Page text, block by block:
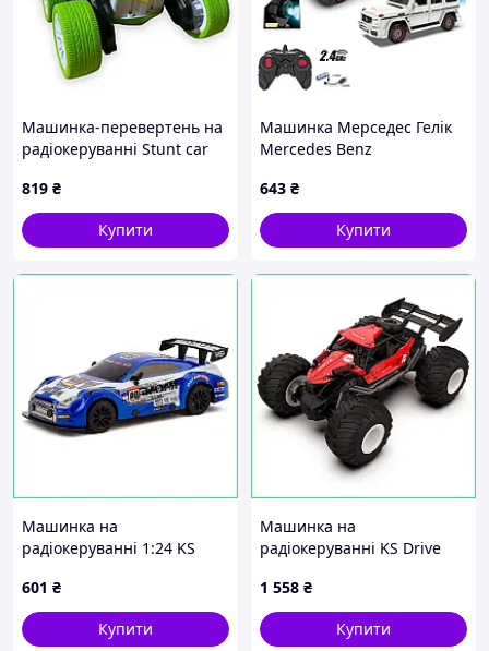
Машинка-перевертень на
радіокеруванні Stunt car
819 ₴
Купити
Машинка Мерседес Гелік
Mercedes Benz
радіокеруванні з ДІМОМ
30см/4WD, Музика, Світло,
Акумулятор
643 ₴
Купити
Машинка на
радіокеруванні 1:24 KS
гоночна модель із
підвіскою подарунок для
хлопчика
601 ₴
Купити
Машинка на
радіокеруванні KS Drive
позашляховик на
акумуляторі для дітей від 8
років
1 558 ₴
Купити